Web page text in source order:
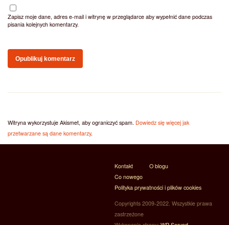
Zapisz moje dane, adres e-mail i witrynę w przeglądarce aby wypełnić dane podczas
pisania kolejnych komentarzy.
Witryna wykorzystuje Akismet, aby ograniczyć spam. Dowiedz się więcej jak
przetwarzane są dane komentarzy.
Kontakt
O blogu
Co nowego
Polityka prywatności i plików cookies
Copyrights 2009-2022. Wszystkie prawa
zastrzeżone